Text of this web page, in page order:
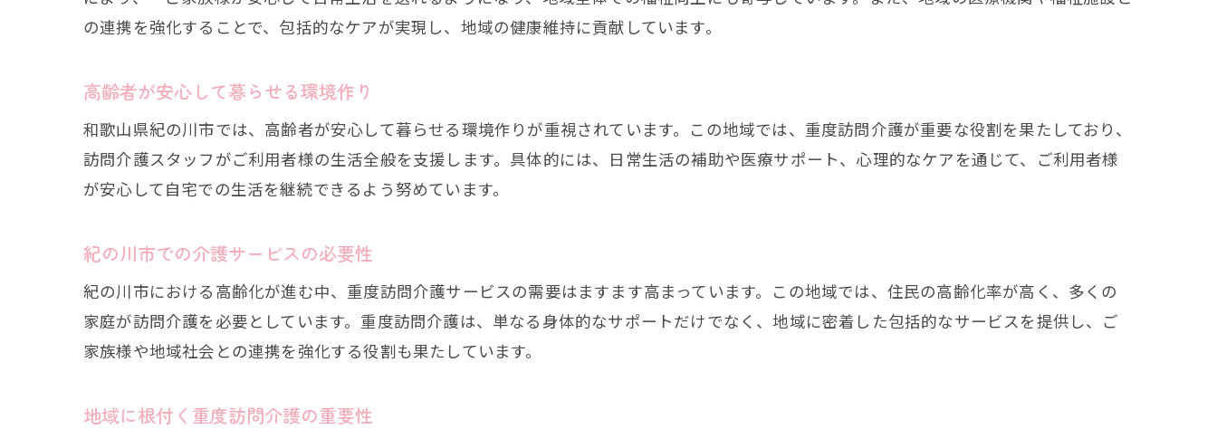
地域の福祉向上に向けた取り組み
和歌山県紀の川市の介護現場からの声
介護者たちの日々の挑戦
現場から見た介護の課題と解決策
介護現場での成功体験
重度訪問介護で得られる充実感
重度訪問介護が高齢化社会に与える影響とその可能性
の連携を強化することで、包括的なケアが実現し、地域の健康維持に貢献しています。
高齢者が安心して暮らせる環境作り
和歌山県紀の川市では、高齢者が安心して暮らせる環境作りが重視されています。この地域では、重度訪問介護が重要な役割を果たしており、
訪問介護スタッフがご利用者様の生活全般を支援します。具体的には、日常生活の補助や医療サポート、心理的なケアを通じて、ご利用者様
が安心して自宅での生活を継続できるよう努めています。
紀の川市での介護サービスの必要性
紀の川市における高齢化が進む中、重度訪問介護サービスの需要はますます高まっています。この地域では、住民の高齢化率が高く、多くの
家庭が訪問介護を必要としています。重度訪問介護は、単なる身体的なサポートだけでなく、地域に密着した包括的なサービスを提供し、ご
家族様や地域社会との連携を強化する役割も果たしています。
地域に根付く重度訪問介護の重要性